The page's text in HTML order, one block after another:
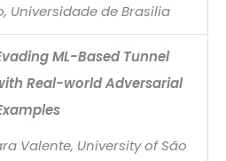
Universidade de Brasilia
ML-Based Tunnel
Real-world Adversarial
Valente, University of São